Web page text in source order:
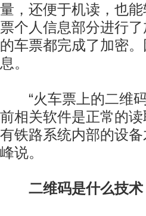
量，还便于机读，也
票个人信息部分进行
的车票都完成了加密
息。
“火车票上的二维码
前相关软件是正常的
有铁路系统内部的设
峰说。
二维码是什么技术